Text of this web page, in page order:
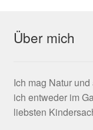
Über mich
Ich mag Natur
ich entweder im
liebsten